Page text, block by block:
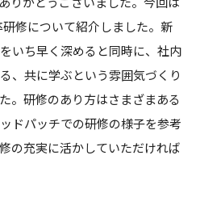
修について紹介しました。新
いち早く深めると同時に、社内
、共に学ぶという雰囲気づくり
。研修のあり方はさまざまある
ドパッチでの研修の様子を参考
の充実に活かしていただければ